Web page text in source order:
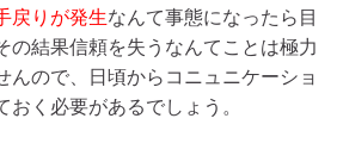
戻りが発生なんて事態になったら目
の結果信頼を失うなんてことは極力
んので、日頃からコニュニケーショ
おく必要があるでしょう。